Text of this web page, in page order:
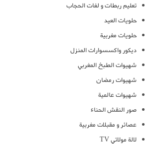
تعليم ربطات و لفات الحجاب
حلويات العيد
حلويات مغربية
ديكور واكسسوارات المنزل
شهيوات الطبخ المغربي
شهيوات رمضان
شهيوات عالمية
صور النقش الحناء
عصائر و مقبلات مغربية
لالة مولاتي TV